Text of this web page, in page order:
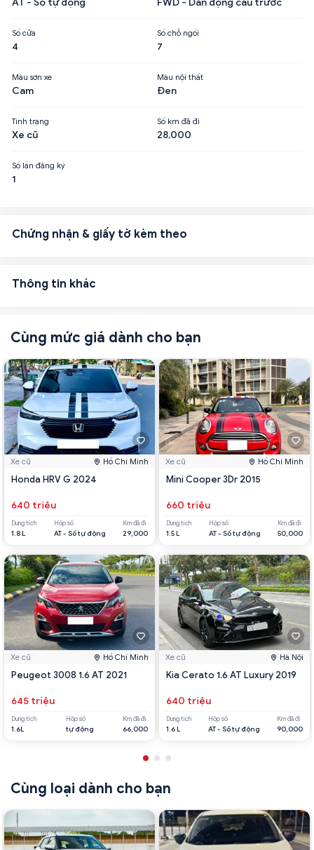
AT - Số tự động FWD - Dẫn động cầu trước
Số cửa
4
Số chỗ ngồi
7
Màu sơn xe
Cam
Màu nội thất
Đen
Tình trạng
Xe cũ
Số km đã đi
28,000
Số lần đăng ký
1
Chứng nhận & giấy tờ kèm theo
Thông tin khác
Cùng mức giá dành cho bạn
Xe cũ Hồ Chí Minh
Honda HRV G 2024
640 triệu
Dung tích
1.8 L
Hộp số
AT - Số tự động
Km đã đi
29,000
Xe cũ Hồ Chí Minh
Peugeot 3008 1.6 AT 2021
645 triệu
Dung tích
1.6L
Hộp số
tự động
Km đã đi
66,000
Xe cũ Hồ Chí Minh
Mini Cooper 3Dr 2015
660 triệu
Dung tích
1.5 L
Hộp số
AT - Số tự động
Km đã đi
50,000
Xe cũ Hà Nội
Kia Cerato 1.6 AT Luxury 2019
640 triệu
Dung tích
1.6 L
Hộp số
AT - Số tự động
Km đã đi
90,000
Cùng loại dành cho bạn